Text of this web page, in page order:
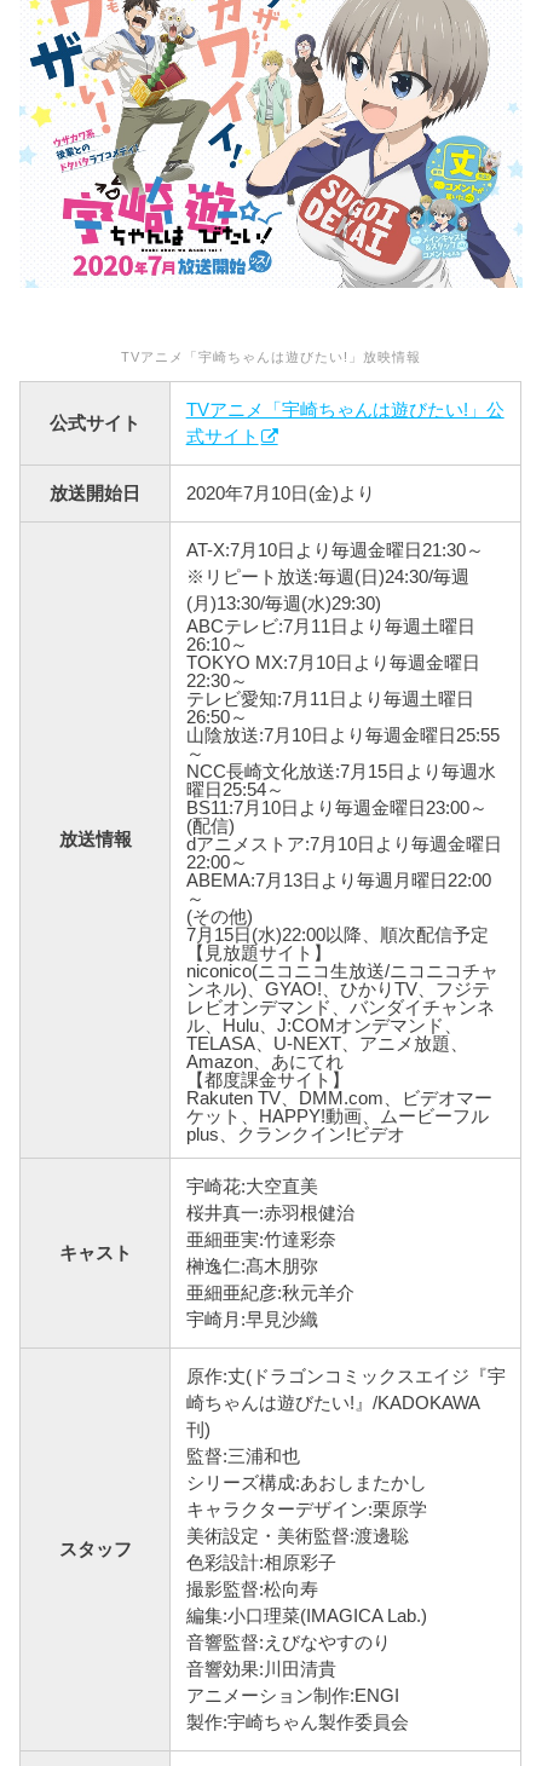
TVアニメ「宇崎ちゃんは遊びたい!」放映情報
公式サイト
TVアニメ「宇崎ちゃんは遊びたい!」公
式サイト
放送開始日 2020年7月10日(金)より
放送情報
AT-X:7月10日より毎週金曜日21:30～
※リピート放送:毎週(日)24:30/毎週
(月)13:30/毎週(水)29:30)
ABCテレビ:7月11日より毎週土曜日
26:10～
TOKYO MX:7月10日より毎週金曜日
22:30～
テレビ愛知:7月11日より毎週土曜日
26:50～
山陰放送:7月10日より毎週金曜日25:55
～
NCC長崎文化放送:7月15日より毎週水
曜日25:54～
BS11:7月10日より毎週金曜日23:00～
(配信)
dアニメストア:7月10日より毎週金曜日
22:00～
ABEMA:7月13日より毎週月曜日22:00
～
(その他)
7月15日(水)22:00以降、順次配信予定
【見放題サイト】
niconico(ニコニコ生放送/ニコニコチャ
ンネル)、GYAO!、ひかりTV、フジテ
レビオンデマンド、バンダイチャンネ
ル、Hulu、J:COMオンデマンド、
TELASA、U-NEXT、アニメ放題、
Amazon、あにてれ
【都度課金サイト】
Rakuten TV、DMM.com、ビデオマー
ケット、HAPPY!動画、ムービーフル
plus、クランクイン!ビデオ
キャスト
宇崎花:大空直美
桜井真一:赤羽根健治
亜細亜実:竹達彩奈
榊逸仁:髙木朋弥
亜細亜紀彦:秋元羊介
宇崎月:早見沙織
スタッフ
原作:丈(ドラゴンコミックスエイジ『宇
崎ちゃんは遊びたい!』/KADOKAWA
刊)
監督:三浦和也
シリーズ構成:あおしまたかし
キャラクターデザイン:栗原学
美術設定・美術監督:渡邊聡
色彩設計:相原彩子
撮影監督:松向寿
編集:小口理菜(IMAGICA Lab.)
音響監督:えびなやすのり
音響効果:川田清貴
アニメーション制作:ENGI
製作:宇崎ちゃん製作委員会